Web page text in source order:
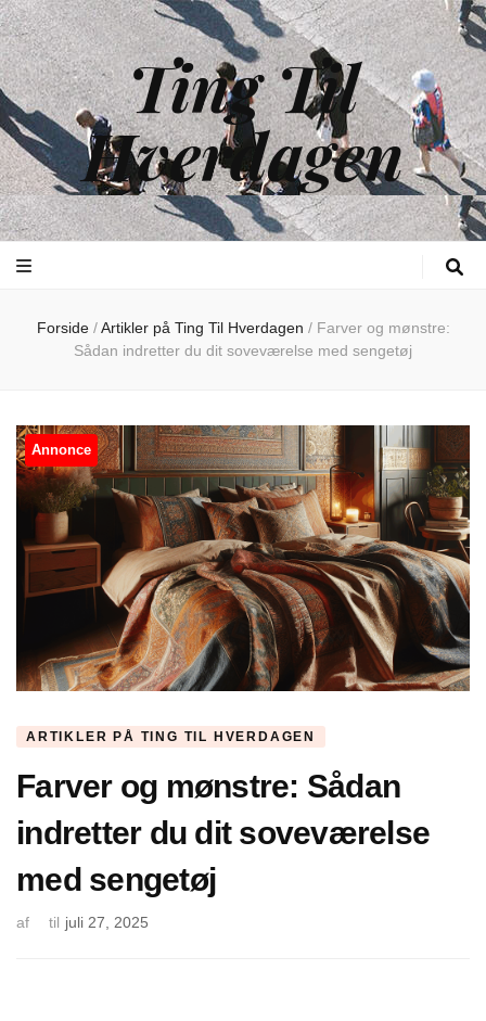
Ting Til
Hverdagen
Forside / Artikler på Ting Til Hverdagen / Farver og mønstre:
Sådan indretter du dit soveværelse med sengetøj
Annonce
ARTIKLER PÅ TING TIL HVERDAGEN
Farver og mønstre: Sådan
indretter du dit soveværelse
med sengetøj
af til juli 27, 2025